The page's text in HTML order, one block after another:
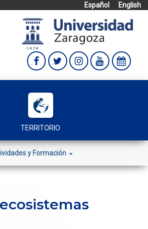
Español
English
TERRITORIO
y Formación